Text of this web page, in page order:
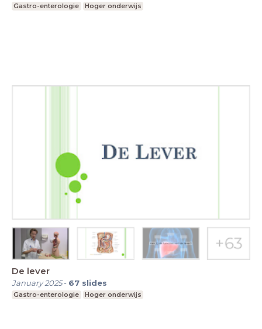
Gastro-enterologie Hoger onderwijs
De lever
January 2025- 67 slides
Gastro-enterologie Hoger onderwijs